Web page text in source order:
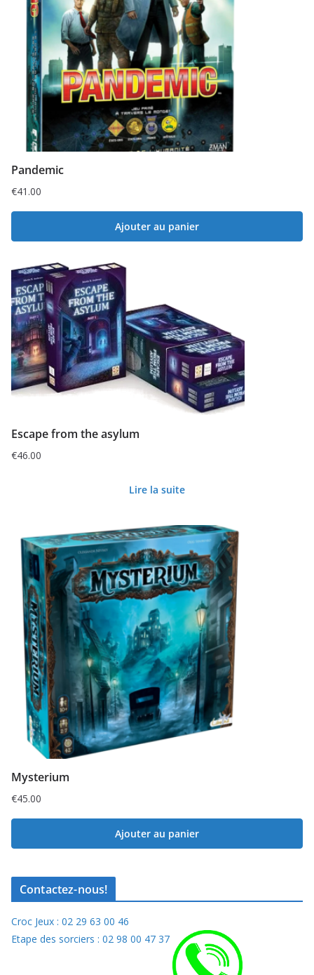
Pandemic
€41.00
Ajouter au panier
Escape from the asylum
€46.00
Lire la suite
Mysterium
€45.00
Ajouter au panier
Contactez-nous!
Croc Jeux : 02 29 63 00 46
Etape des sorciers : 02 98 00 47 37